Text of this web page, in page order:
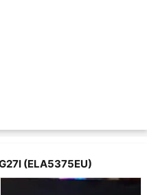
inch, độ phân giải Full HD
chi tiết sắc nét.
độ phản hồi 1ms nhanh
mượt mà.
khung hình rực rỡ, sống
Premium kết hợp cùng chế
cho trải nghiệm liền
(ELA5375EU)